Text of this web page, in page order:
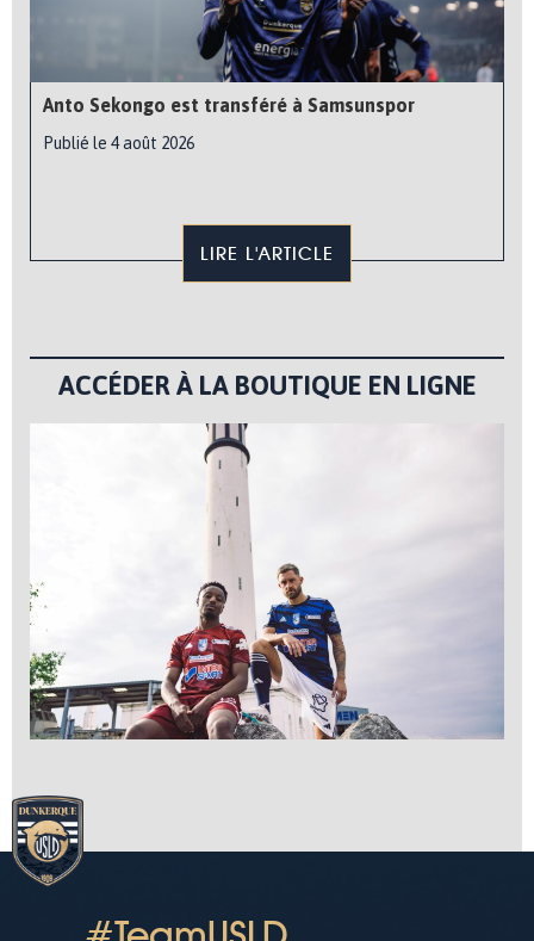
Anto Sekongo est transféré à Samsunspor
Publié le 4 août 2026
LIRE L'ARTICLE
ACCÉDER À LA BOUTIQUE EN LIGNE